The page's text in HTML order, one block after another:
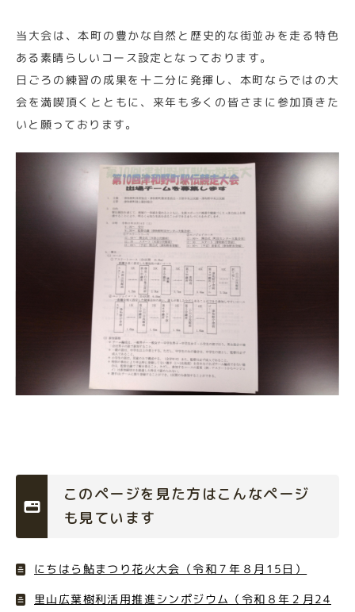
当大会は、本町の豊かな自然と歴史的な街並みを走る特色
ある素晴らしいコース設定となっております。
日ごろの練習の成果を十二分に発揮し、本町ならではの大
会を満喫頂くとともに、来年も多くの皆さまに参加頂きた
いと願っております。
このページを見た方はこんなページ
も見ています
にちはら鮎まつり花火大会（令和７年８月15日）
里山広葉樹利活用推進シンポジウム（令和８年２月24